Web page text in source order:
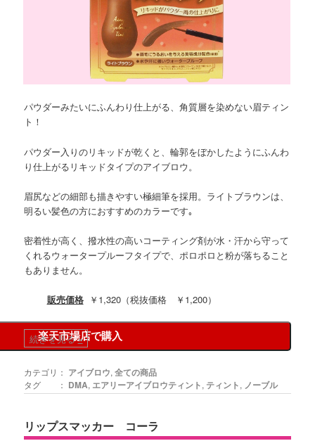
パウダーみたいにふんわり仕上がる、角質層を染めない眉ティン
ト！
パウダー入りのリキッドが乾くと、輪郭をぼかしたようにふんわ
り仕上がるリキッドタイプのアイブロウ。
眉尻などの細部も描きやすい極細筆を採用。ライトブラウンは、
明るい髪色の方におすすめのカラーです｡
密着性が高く、撥水性の高いコーティング剤が水・汗から守って
くれるウォータープルーフタイプで、ポロポロと粉が落ちること
もありません。
販売価格￥1,320（税抜価格 ￥1,200）
楽天市場店で購入
続きを見る»
カテゴリ： アイブロウ,全ての商品
タグ ： DMA, エアリーアイブロウティント, ティント, ノーブル
リップスマッカー コーラ